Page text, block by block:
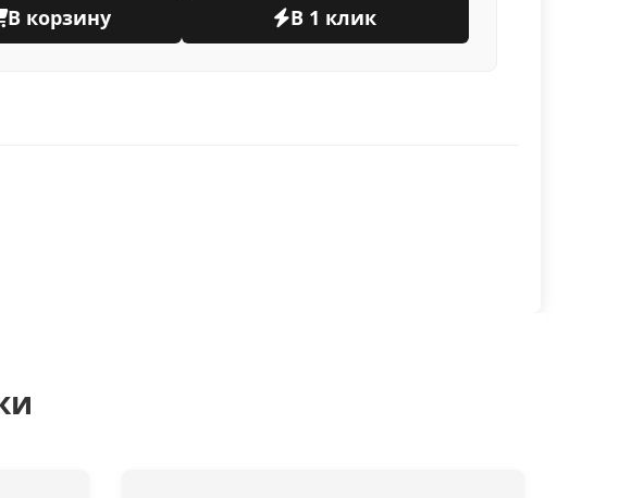
В корзину В 1 клик